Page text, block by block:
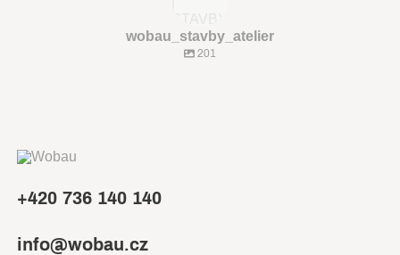
wobau_stavby_atelier
201
+420 736 140 140
info@wobau.cz